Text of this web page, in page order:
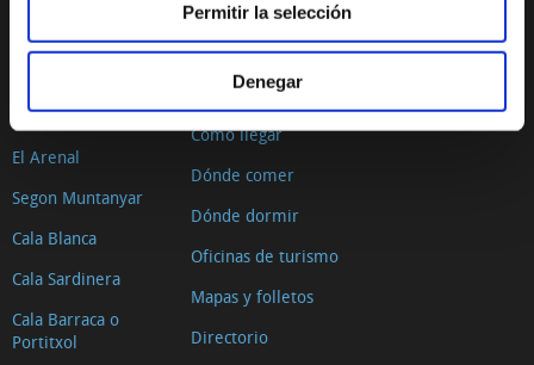
Permitir la selección
Denegar
La Grava
Benissero
El Arenal
Segon Muntanyar
Cala Blanca
Cala Sardinera
Cala Barraca o
Portitxol
Situación geográfica
El tiempo
Cómo llegar
Dónde comer
Dónde dormir
Oficinas de turismo
Mapas y folletos
Directorio